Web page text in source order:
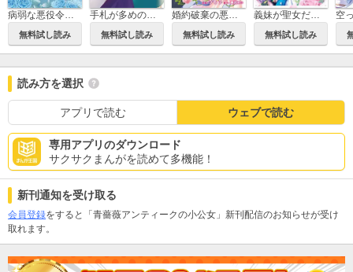
病弱な悪役令嬢ですが、婚約者が過保護すぎて逃げ出したい(私たち犬猿の仲でしたよね!?)
無料試し読み
手札が多めのビクトリア
無料試し読み
婚約破棄の悪意は娼館からお返しします
無料試し読み
義妹が聖女だからと婚約破棄されましたが、私は妖精の愛し子です
無料試し読み
読み方を選択
アプリで読む ウェブで読む
専用アプリのダウンロード
サクサクまんがを読めて多機能！
新刊通知を受け取る
会員登録をすると「青薔薇アンティークの小公女」新刊配信のお知らせが受け
取れます。